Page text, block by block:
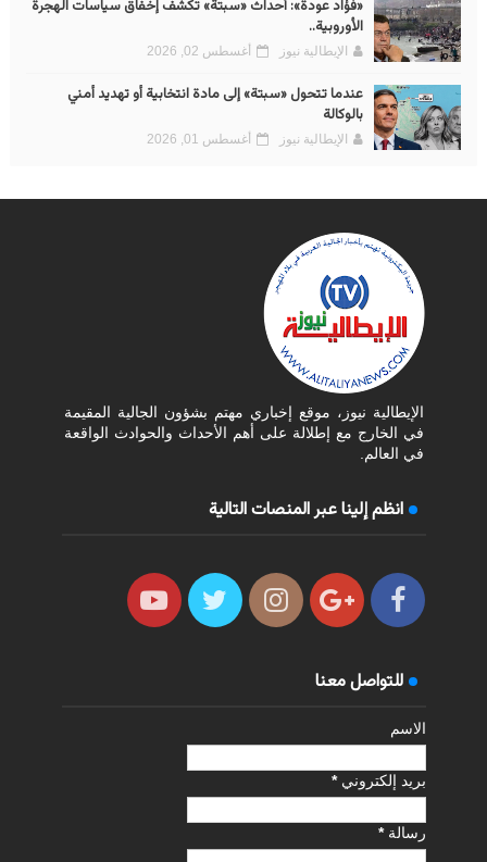
«فؤاد عودة»: أحداث «سبتة» تكشف إخفاق سياسات الهجرة
الأوروبية..
الإيطالية نيوز أغسطس 02, 2026
عندما تتحول «سبتة» إلى مادة انتخابية أو تهديد أمني
بالوكالة
الإيطالية نيوز أغسطس 01, 2026
الإيطالية نيوز، موقع إخباري مهتم بشؤون الجالية المقيمة
في الخارج مع إطلالة على أهم الأحداث والحوادث الواقعة
في العالم.
انظم إلينا عبر المنصات التالية
للتواصل معنا
الاسم
بريد إلكتروني*
رسالة*